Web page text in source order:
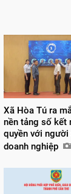
Xã Hòa Tú ra
nền tảng số kết
quyền với người
doanh nghiệp